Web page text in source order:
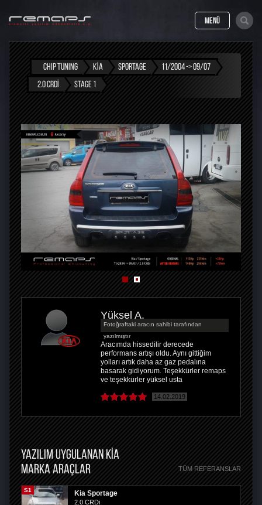
MENÜ
CHIP TUNING KIA SPORTAGE
11/2004 -> 09/07
2.0 CRDI
STAGE 1
Yüksel A.
Fotoğraftaki aracın sahibi tarafından
yazılmıştır
Aracımda hissedilir derecede
performans artışı oldu. Aynı gittiğim
yolları artık daha az gaz pedalına
basarak gidiyorum. Teşekkürler remaps
ve teşekkürler yüksel usta
14.02.2019
YAZILIM UYGULANAN KIA
MARKA ARAÇLAR
TÜM REFERANSLAR
S1 Kia Sportage
2.0 CRDi